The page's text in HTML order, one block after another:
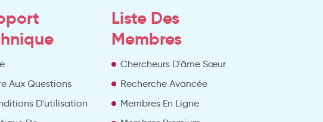
Aux Questions
D'utilisation
Liste Des
Membres
Chercheurs D'âme Sœur
Recherche Avancée
Membres En Ligne